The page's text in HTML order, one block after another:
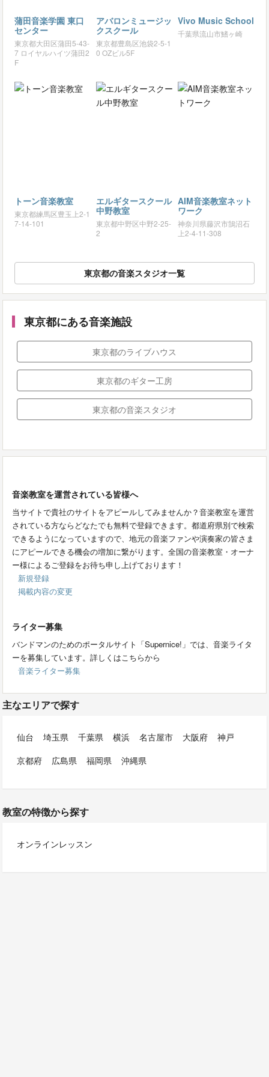
蒲田音楽学園 東口
センター
東京都大田区蒲田5-43-
7 ロイヤルハイツ蒲田2
F
アバロンミュージッ
クスクール
東京都豊島区池袋2-5-1
0 OZビル5F
Vivo Music School
千葉県流山市鰭ヶ崎
トーン音楽教室
東京都練馬区豊玉上2-1
7-14-101
エルギタースクール
中野教室
東京都中野区中野2-25-
2
AIM音楽教室ネット
ワーク
神奈川県藤沢市鵠沼石
上2-4-11-308
東京都の音楽スタジオ一覧
東京都にある音楽施設
東京都のライブハウス
東京都のギター工房
東京都の音楽スタジオ
音楽教室を運営されている皆様へ
当サイトで貴社のサイトをアピールしてみませんか？音楽教室を運営
されている方ならどなたでも無料で登録できます。都道府県別で検索
できるようになっていますので、地元の音楽ファンや演奏家の皆さま
にアピールできる機会の増加に繋がります。全国の音楽教室・オーナ
ー様によるご登録をお待ち申し上げております！
新規登録
掲載内容の変更
ライター募集
バンドマンのためのポータルサイト「Supernice!」では、音楽ライタ
ーを募集しています。詳しくはこちらから
音楽ライター募集
主なエリアで探す
仙台 埼玉県 千葉県 横浜 名古屋市 大阪府
神戸
京都府
広島県 福岡県 沖縄県
教室の特徴から探す
オンラインレッスン